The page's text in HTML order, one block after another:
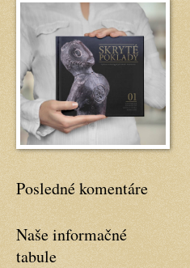
Posledné komentáre
Naše informačné
tabule